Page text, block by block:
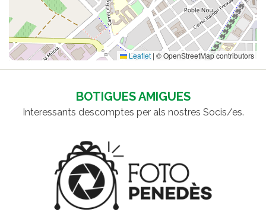
Leaflet | © OpenStreetMap contributors
BOTIGUES AMIGUES
Interessants descomptes per als nostres Socis/es.